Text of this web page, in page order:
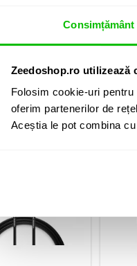
Consimțământ
Zeedoshop.ro utilizează
Folosim cookie-uri
oferim partenerilor de
Aceștia le pot combina
au cumparat acest produs